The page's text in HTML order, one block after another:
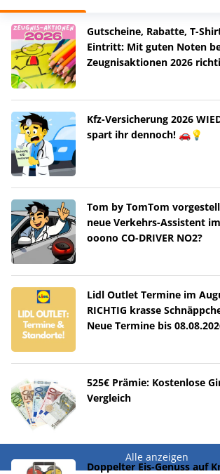
Gutscheine, Rabatte, T-
Eintritt: Mit guten Noten
Zeugnisaktionen 2026
Kfz-Versicherung 2026
spart ihr dennoch! 🚗💡
Tom by TomTom
neue Verkehrs-Assistent
ooono CO-DRIVER NO2?
Lidl Outlet Termine im
RICHTIG krasse
Neue Termine bis
525€ Prämie: Kostenlose
Vergleich
Alle anzeigen
Doppelter Eis-Genuss auf